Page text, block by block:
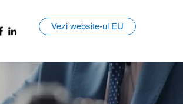
Vezi website-ul EU